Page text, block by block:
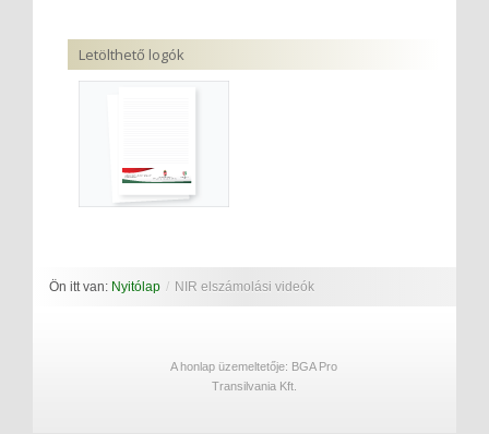
Letölthető logók
Ön itt van: Nyitólap / NIR elszámolási videók
A honlap üzemeltetője: BGA Pro
Transilvania Kft.